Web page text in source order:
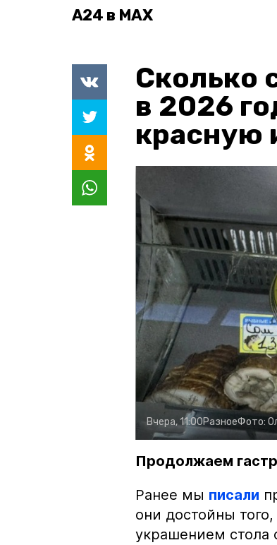
А24 в MAX
Сколько
в 2026
красную
Вчера, 11:00РазноеФото:
Продолжаем
Ранее мы писали
они достойны
украшением стола